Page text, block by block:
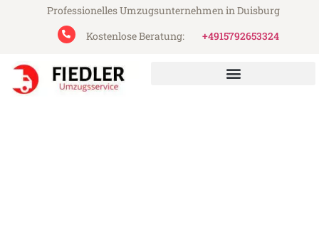
Professionelles Umzugsunternehmen in Duisburg
Kostenlose Beratung:
+4915792653324